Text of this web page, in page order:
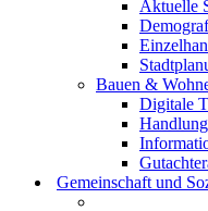
Aktuelle
Bauen &
Digitale
Gemeinschaft und